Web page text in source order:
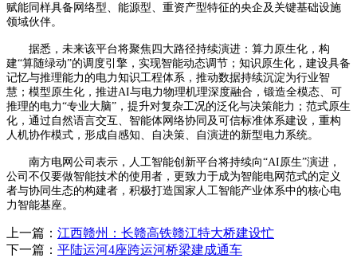
赋能同样具备网络型、能源型、重资产型特征的央企及关键基础设施
领域伙伴。
据悉，未来该平台将聚焦四大路径持续演进：算力原生化，构
建“算随绿动”的调度引擎，实现智能动态调节；知识原生化，建设具备
记忆与推理能力的电力知识工程体系，推动数据持续沉淀为行业智
慧；模型原生化，推进AI与电力物理机理深度融合，锻造全模态、可
推理的电力“专业大脑”，提升对复杂工况的泛化与决策能力；范式原生
化，通过自然语言交互、智能体网络协同及可信标准体系建设，重构
人机协作模式，形成自感知、自决策、自演进的新型电力系统。
南方电网公司表示，人工智能创新平台将持续向“AI原生”演进，
公司不仅要做智能技术的使用者，更致力于成为智能电网范式的定义
者与协同生态的构建者，积极打造国家人工智能产业体系中的核心电
力智能基座。
上一篇： 江西赣州：长赣高铁赣江特大桥建设忙
下一篇： 平陆运河4座跨运河桥梁建成通车